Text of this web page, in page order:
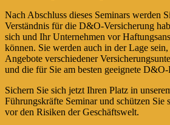
Nach Abschluss dieses Seminars werden
Verständnis für die D&O-Versicherung
sich und Ihr Unternehmen vor
können. Sie werden auch in der Lage
Angebote verschiedener
und die für Sie am besten geeignete
Sichern Sie sich jetzt Ihren Platz in
Führungskräfte Seminar und schützen Sie
vor den Risiken der Geschäftswelt.